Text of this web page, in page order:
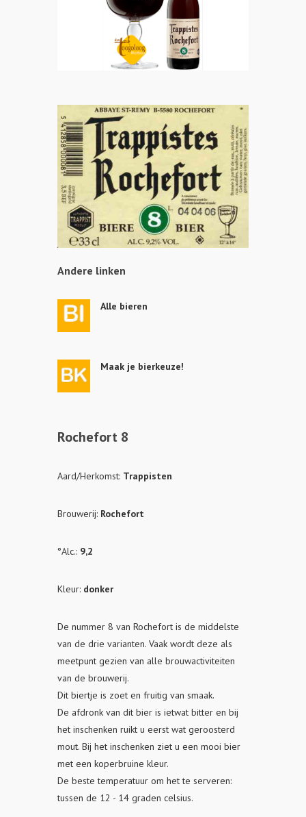
Andere linken
Alle bieren
Maak je bierkeuze!
Rochefort 8
Aard/Herkomst: Trappisten
Brouwerij: Rochefort
°Alc.: 9,2
Kleur: donker
De nummer 8 van Rochefort is de middelste
van de drie varianten. Vaak wordt deze als
meetpunt gezien van alle brouwactiviteiten
van de brouwerij.
Dit biertje is zoet en fruitig van smaak.
De afdronk van dit bier is ietwat bitter en bij
het inschenken ruikt u eerst wat geroosterd
mout. Bij het inschenken ziet u een mooi bier
met een koperbruine kleur.
De beste temperatuur om het te serveren:
tussen de 12 - 14 graden celsius.